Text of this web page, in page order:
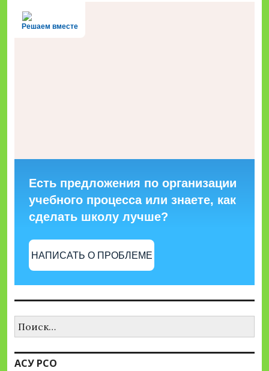
Решаем вместе
Есть предложения по организации
учебного процесса или знаете, как
сделать школу лучше?
НАПИСАТЬ О ПРОБЛЕМЕ
АСУ РСО